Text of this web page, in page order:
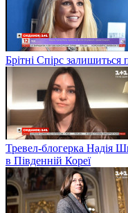
Брітні Спірс залишиться
Тревел-блогерка Надія
в Південній Кореї